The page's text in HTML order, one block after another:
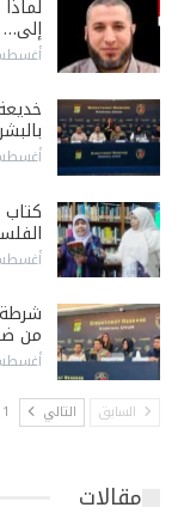
إلى…
أغسطس 6,
أغسطس 6,
أغسطس 5,
شرطة
من
أغسطس 4,
السابق التالي 1 من 1٬630
مقالات